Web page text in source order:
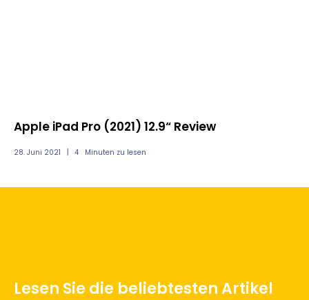
Lesen Sie die beliebtesten Artikel
Apple iPad Pro (2021) 12.9“ Review
28. Juni 2021 4 Minuten zu lesen